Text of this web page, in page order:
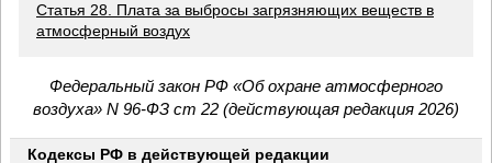
Статья 28. Плата за выбросы загрязняющих веществ в
атмосферный воздух
Федеральный закон РФ «Об охране атмосферного
воздуха» N 96-ФЗ ст 22 (действующая редакция 2026)
Кодексы РФ в действующей редакции